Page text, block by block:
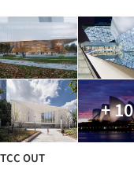
+ 10
TCC OUT